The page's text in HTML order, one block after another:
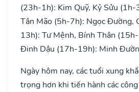
(23h-1h): Kim Quỹ, Kỷ Sửu (1h-
Tân Mão (5h-7h): Ngọc Đường,
13h): Tư Mệnh, Bính Thân
Đinh Dậu (17h-19h): Minh
Ngày hôm nay, các tuổi xung
trọng hơn khi tiến hành các